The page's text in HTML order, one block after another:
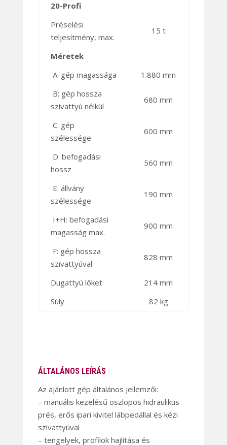
20-Profi
Préselési
teljesítmény, max.
15 t
Méretek
A: gép magassága
1.880 mm
B: gép hossza
szivattyú nélkül
680 mm
C: gép
szélessége
600 mm
D: befogadási
hossz
560 mm
E: állvány
szélessége
190 mm
I+H: befogadási
magasság max.
900 mm
F: gép hossza
szivattyúval
828 mm
Dugattyú löket
214 mm
Súly
82 kg
ÁLTALÁNOS LEÍRÁS
Az ajánlott gép általános jellemzői:
– manuális kezelésű oszlopos hidraulikus
prés, erős ipari kivitel lábpedállal és kézi
szivattyúval
– tengelyek, profilok hajlítása és